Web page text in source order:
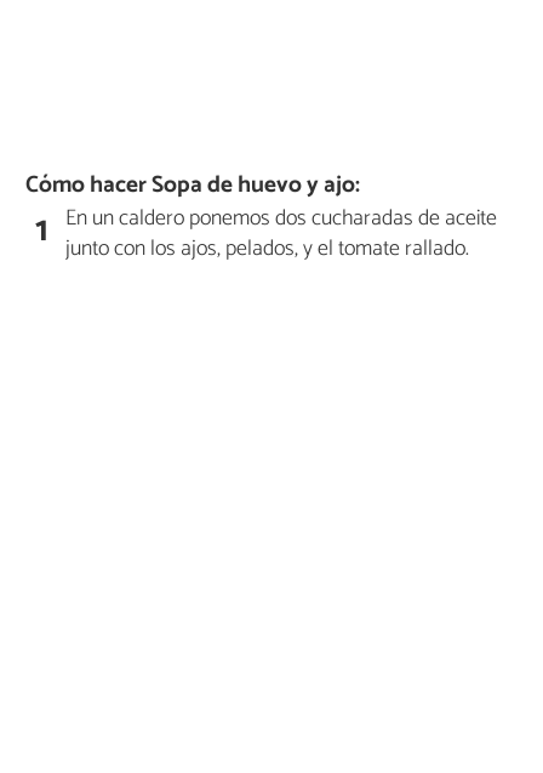
Cómo hacer Sopa de huevo y ajo:
1 En un caldero ponemos dos cucharadas de aceite
junto con los ajos, pelados, y el tomate rallado.